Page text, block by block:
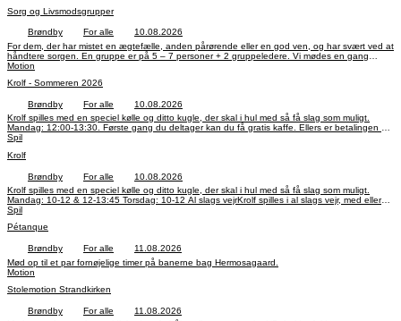
Sorg og Livsmodsgrupper
Brøndby For alle
10.08.2026
For dem, der har mistet en ægtefælle, anden pårørende eller en god ven, og har svært ved at
håndtere sorgen. En gruppe er på 5 – 7 personer + 2 gruppeledere. Vi mødes en gang
ugentlig i 10 uger. Alle har tavshedspligt. Det koster kun din tid. Nye grupper starter, når der
Motion
Krolf - Sommeren 2026
Brøndby For alle
10.08.2026
Krolf spilles med en speciel kølle og ditto kugle, der skal i hul med så få slag som muligt.
Mandag: 12:00-13:30. Første gang du deltager kan du få gratis kaffe. Ellers er betalingen 10
kr. / gang m. avec Al slags vejrKrolf spilles i al slags vejr, med eller uden medbragt regntøj.
Spil
Krolf
Brøndby For alle
10.08.2026
Krolf spilles med en speciel kølle og ditto kugle, der skal i hul med så få slag som muligt.
Mandag: 10-12 & 12-13:45 Torsdag: 10-12 Al slags vejrKrolf spilles i al slags vejr, med eller
uden medbragt regntøj.
Spil
Pétanque
Brøndby For alle
11.08.2026
Mød op til et par fornøjelige timer på banerne bag Hermosagaard.
Motion
Stolemotion Strandkirken
Brøndby For alle
11.08.2026